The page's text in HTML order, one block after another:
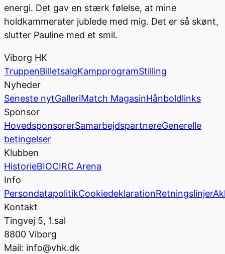
energi. Det gav en stærk følelse, at mine
holdkammerater jublede med mig. Det er så skønt,
slutter Pauline med et smil.
Viborg HK
TruppenBilletsalgKampprogramStilling
Nyheder
Seneste nytGalleriMatch MagasinHånboldlinks
Sponsor
HovedsponsorerSamarbejdspartnereGenerelle
betingelser
Klubben
HistorieBIOCIRC Arena
Info
PersondatapolitikCookiedeklarationRetningslinjer
Kontakt
Tingvej 5, 1.sal
8800 Viborg
Mail: info@vhk.dk